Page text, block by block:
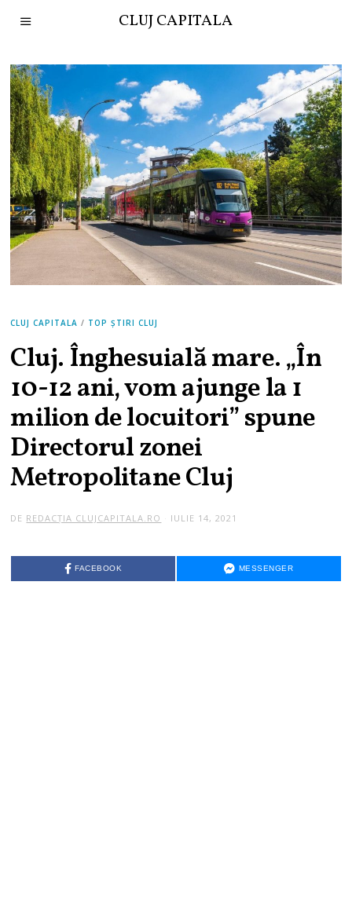
CLUJ CAPITALA
CLUJ CAPITALA / TOP ȘTIRI CLUJ
Cluj. Înghesuială mare. „În
10-12 ani, vom ajunge la 1
milion de locuitori” spune
Directorul zonei
Metropolitane Cluj
DE REDACȚIA CLUJCAPITALA.RO IULIE 14, 2021
FACEBOOK MESSENGER